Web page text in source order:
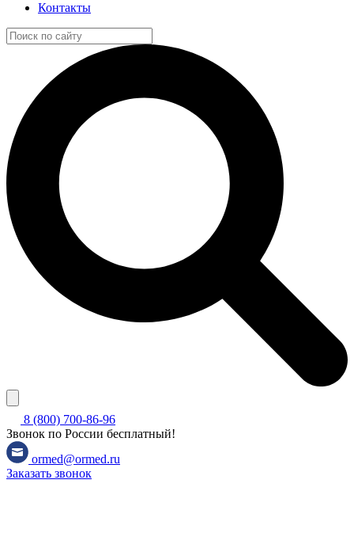
Контакты
8 (800) 700-86-96
Звонок по России бесплатный!
ormed@ormed.ru
Заказать звонок